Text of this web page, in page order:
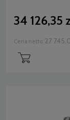
34 126,35
Cena netto: 27